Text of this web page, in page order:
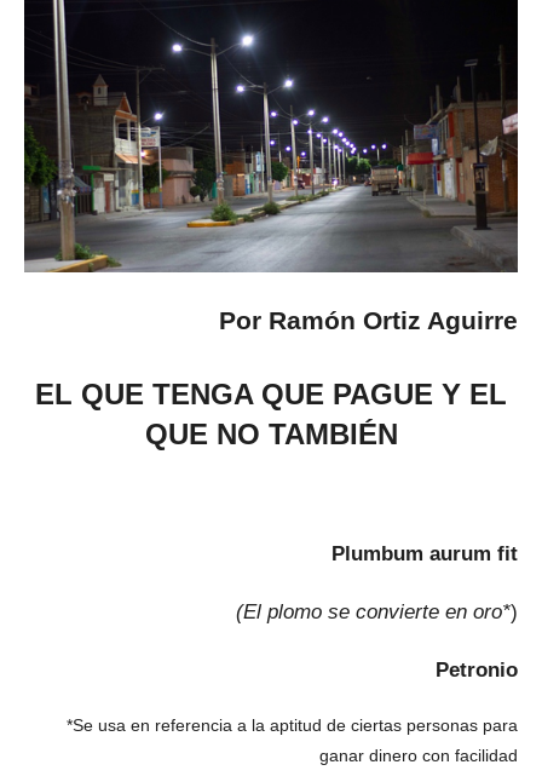
Por Ramón Ortiz Aguirre
EL QUE TENGA QUE PAGUE Y EL
QUE NO TAMBIÉN
Plumbum aurum fit
(El plomo se convierte en oro*)
Petronio
*Se usa en referencia a la aptitud de ciertas personas para
ganar dinero con facilidad